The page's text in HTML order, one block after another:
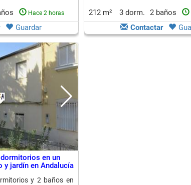
Hace 2 horas
Guardar
212 m² 3 dorm. 2 baños
Contactar
en un
y jardín en Andalucía
y 2 baños en